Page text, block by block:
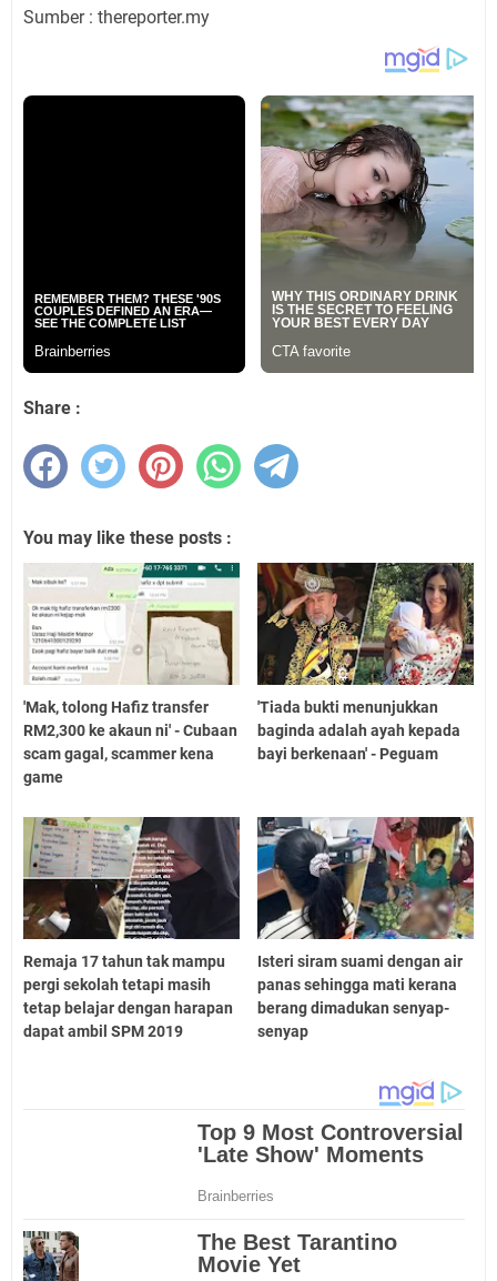
Sumber : thereporter.my
Share :
You may like these posts :
'Mak, tolong Hafiz transfer
RM2,300 ke akaun ni' - Cubaan
scam gagal, scammer kena
game
'Tiada bukti menunjukkan
baginda adalah ayah kepada
bayi berkenaan' - Peguam
Remaja 17 tahun tak mampu
pergi sekolah tetapi masih
tetap belajar dengan harapan
dapat ambil SPM 2019
Isteri siram suami dengan air
panas sehingga mati kerana
berang dimadukan senyap-
senyap